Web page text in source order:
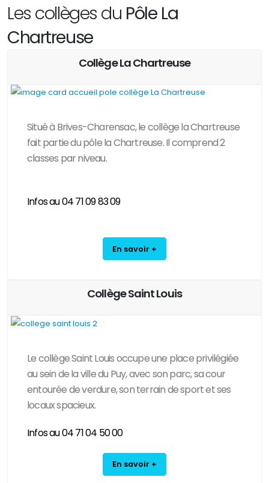
Les collèges du Pôle La
Chartreuse
Collège La Chartreuse
Situé à Brives-Charensac, le collège la Chartreuse
fait partie du pôle la Chartreuse. Il comprend 2
classes par niveau.
Infos au 04 71 09 83 09
En savoir +
Collège Saint Louis
Le collège Saint Louis occupe une place privilégiée
au sein de la ville du Puy, avec son parc, sa cour
entourée de verdure, son terrain de sport et ses
locaux spacieux.
Infos au 04 71 04 50 00
En savoir +